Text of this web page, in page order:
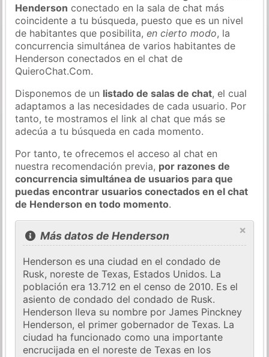
Henderson conectado en la sala de chat más
coincidente a tu búsqueda, puesto que es un nivel
de habitantes que posibilita,en cierto modo, la
concurrencia simultánea de varios habitantes de
Henderson conectados en el chat de
QuieroChat.Com.
Disponemos de un listado de salas de chat, el cual
adaptamos a las necesidades de cada usuario. Por
tanto, te mostramos el link al chat que más se
adecúa a tu búsqueda en cada momento.
Por tanto, te ofrecemos el acceso al chat en
nuestra recomendación previa, por razones de
concurrencia simultánea de usuarios para que
puedas encontrar usuarios conectados en el chat
de Henderson en todo momento.
×
Más datos de Henderson
Henderson es una ciudad en el condado de
Rusk, noreste de Texas, Estados Unidos. La
población era 13.712 en el censo de 2010. Es el
asiento de condado del condado de Rusk.
Henderson lleva su nombre por James Pinckney
Henderson, el primer gobernador de Texas. La
ciudad ha funcionado como una importante
encrucijada en el noreste de Texas en los